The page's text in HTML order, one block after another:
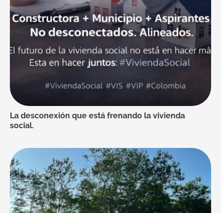
La desconexión que está frenando la vivienda
social.